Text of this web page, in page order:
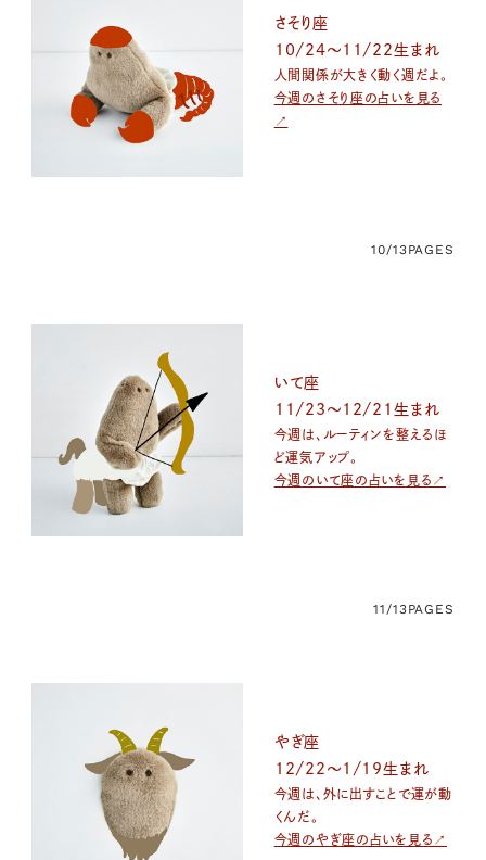
さそり座
10/24〜11/22生まれ
人間関係が大きく動く週だよ。
今週のさそり座の占いを見る
↗
10/13PAGES
いて座
11/23～12/21生まれ
今週は、ルーティンを整えるほ
ど運気アップ。
今週のいて座の占いを見る↗
11/13PAGES
やぎ座
12/22〜1/19生まれ
今週は、外に出すことで運が動
くんだ。
今週のやぎ座の占いを見る↗